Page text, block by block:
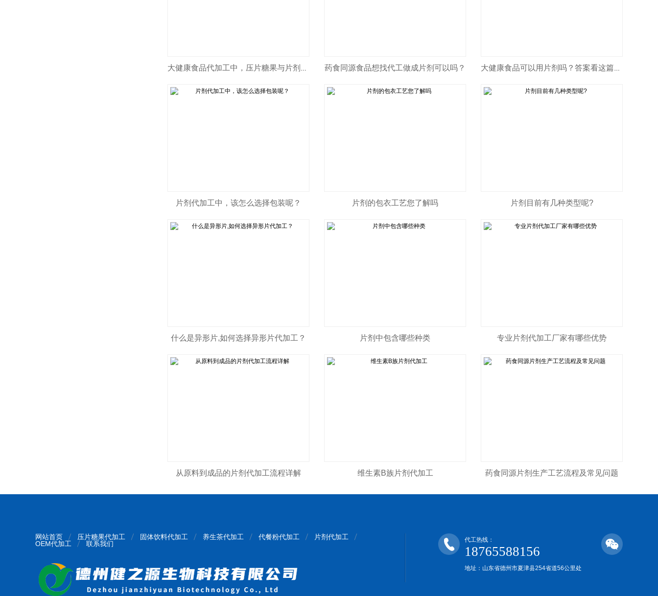
大健康食品代加工中，压片糖果与片剂的区别 药食同源食品想找代工做成片剂可以吗？ 大健康食品可以用片剂吗？答案看这篇就够了
片剂代加工中，该怎么选择包装呢？ 片剂的包衣工艺您了解吗 片剂目前有几种类型呢?
什么是异形片,如何选择异形片代加工？ 片剂中包含哪些种类 专业片剂代加工厂家有哪些优势
从原料到成品的片剂代加工流程详解 维生素B族片剂代加工 药食同源片剂生产工艺流程及常见问题
网站首页 压片糖果代加工 固体饮料代加工 养生茶代加工 代餐粉代加工
片剂代加工
OEM代加工
联系我们 代工热线：
18765588156
地址：山东省德州市夏津县254省道56公里处